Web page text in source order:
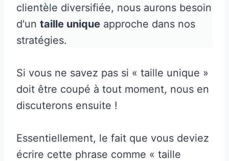
clientèle diversifiée, nous aurons besoin
d'un taille unique approche dans nos
stratégies.
Si vous ne savez pas si « taille unique »
doit être coupé à tout moment, nous en
discuterons ensuite !
Essentiellement, le fait que vous deviez
écrire cette phrase comme « taille